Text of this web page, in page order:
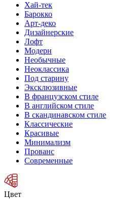
Хай-тек
Барокко
Арт-деко
Дизайнерские
Лофт
Модерн
Необычные
Неоклассика
Под старину
Эксклюзивные
В французском стиле
В английском стиле
В скандинавском стиле
Классические
Красивые
Минимализм
Прованс
Современные
Цвет